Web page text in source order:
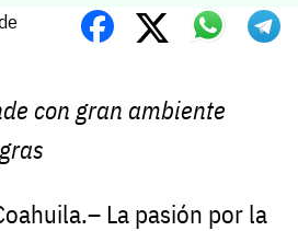
con gran ambiente
La pasión por la